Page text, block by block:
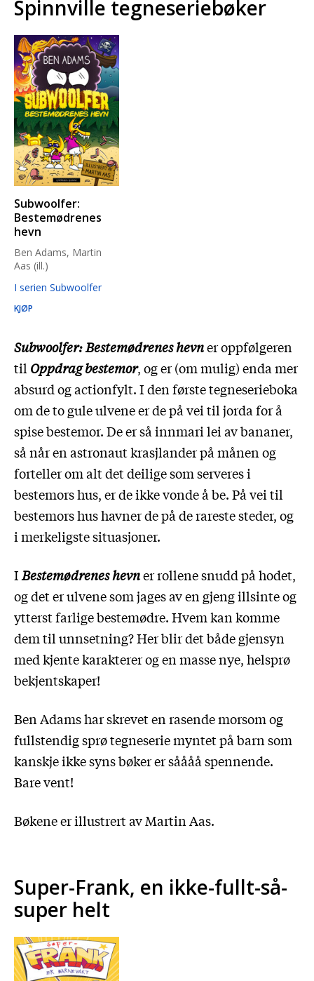
Spinnville tegneseriebøker
Subwoolfer:
Bestemødrenes
hevn
Ben Adams, Martin
Aas (ill.)
I serien Subwoolfer
KJØP
Subwoolfer: Bestemødrenes hevner oppfølgeren
til Oppdrag bestemor, og er (om mulig) enda mer
absurd og actionfylt. I den første tegneserieboka
om de to gule ulvene er de på vei til jorda for å
spise bestemor. De er så innmari lei av bananer,
så når en astronaut krasjlander på månen og
forteller om alt det deilige som serveres i
bestemors hus, er de ikke vonde å be. På vei til
bestemors hus havner de på de rareste steder, og
i merkeligste situasjoner.
IBestemødrenes hevner rollene snudd på hodet,
og det er ulvene som jages av en gjeng illsinte og
ytterst farlige bestemødre. Hvem kan komme
dem til unnsetning? Her blir det både gjensyn
med kjente karakterer og en masse nye, helsprø
bekjentskaper!
Ben Adams har skrevet en rasende morsom og
fullstendig sprø tegneserie myntet på barn som
kanskje ikke syns bøker er såååå spennende.
Bare vent!
Bøkene er illustrert av Martin Aas.
Super-Frank, en ikke-fullt-så-
super helt